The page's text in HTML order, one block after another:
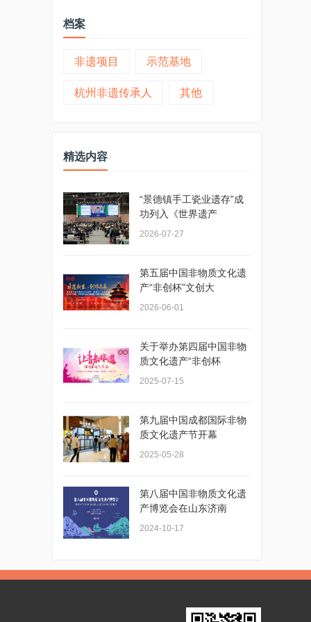
档案
非遗项目 示范基地
杭州非遗传承人 其他
精选内容
“景德镇手工瓷业遗存”成
功列入《世界遗产
2026-07-27
第五届中国非物质文化遗
产“非创杯”文创大
2026-06-01
关于举办第四届中国非物
质文化遗产“非创杯
2025-07-15
第九届中国成都国际非物
质文化遗产节开幕
2025-05-28
第八届中国非物质文化遗
产博览会在山东济南
2024-10-17